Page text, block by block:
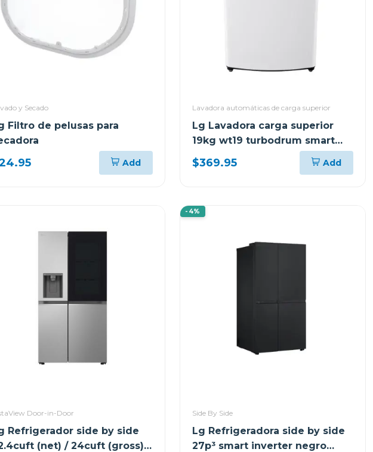
y Secado
Filtro de pelusas para
Add
Lavadora automáticas de carga superior
Lg Lavadora carga superior
19kg wt19 turbodrum smart
diagnosis color blanco
$369.95 Add
Door-in-Door
Refrigerador side by side
(net) / 24cuft (gross)
-4%
Side By Side
Lg Refrigeradora side by side
27p³ smart inverter negro